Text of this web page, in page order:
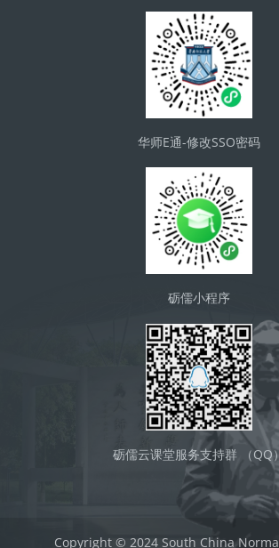
华师E通-修改SSO密码
砺儒小程序
砺儒云课堂服务支持群 （QQ
Copyright © 2024 South China